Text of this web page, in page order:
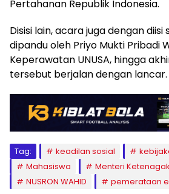
Pertahanan Republik Indonesia.
Disisi lain, acara juga dengan diisi
dipandu oleh Priyo Mukti Pribadi
Keperawatan UNUSA, hingga
tersebut berjalan dengan
Tag: keadilan sosial
Mahasiswa
Menteri
NUSRON WAHID
pemerataan